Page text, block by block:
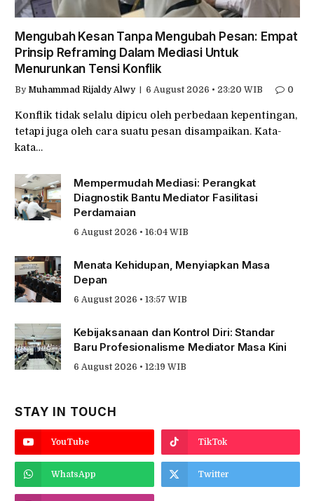
Mengubah Kesan Tanpa Mengubah Pesan: Empat
Prinsip Reframing Dalam Mediasi Untuk
Menurunkan Tensi Konflik
By Muhammad Rijaldy Alwy 6 August 2026 • 23:20 WIB 0
Konflik tidak selalu dipicu oleh perbedaan kepentingan,
tetapi juga oleh cara suatu pesan disampaikan. Kata-
kata…
Mempermudah Mediasi: Perangkat
Diagnostik Bantu Mediator Fasilitasi
Perdamaian
6 August 2026 • 16:04 WIB
Menata Kehidupan, Menyiapkan Masa
Depan
6 August 2026 • 13:57 WIB
Kebijaksanaan dan Kontrol Diri: Standar
Baru Profesionalisme Mediator Masa Kini
6 August 2026 • 12:19 WIB
STAY IN TOUCH
YouTube TikTok
WhatsApp Twitter